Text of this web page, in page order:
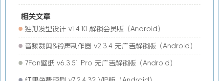
相关文章
独孤发型设计 v1.4.10 解锁会员版（Android）
音频裁剪&铃声制作器 v2.3.4 无广告解锁版（Android）
7Fon壁纸 v6.3.51 Pro 无广告解锁版（Android）